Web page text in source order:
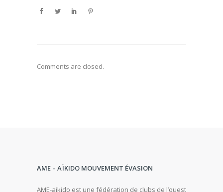
Comments are closed.
AME – AÏKIDO MOUVEMENT ÉVASION
AME-aikido est une fédération de clubs de l’ouest